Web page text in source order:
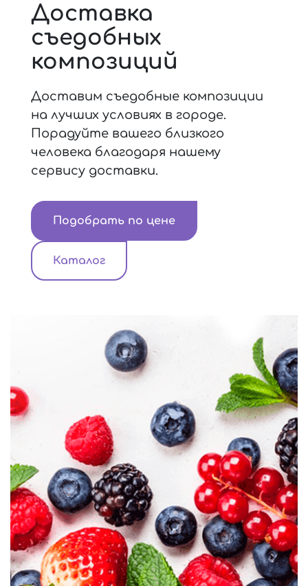
Доставка
съедобных
композиций
Доставим съедобные композиции
на лучших условиях в городе.
Порадуйте вашего близкого
человека благодаря нашему
сервису доставки.
Подобрать по цене
Каталог